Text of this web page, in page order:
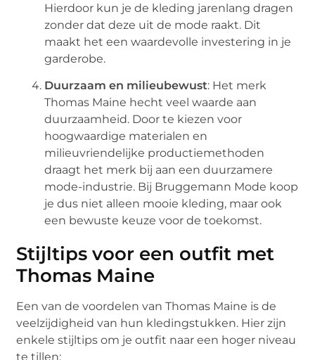
Hierdoor kun je de kleding jarenlang dragen
zonder dat deze uit de mode raakt. Dit
maakt het een waardevolle investering in je
garderobe.
Duurzaam en milieubewust: Het merk
Thomas Maine hecht veel waarde aan
duurzaamheid. Door te kiezen voor
hoogwaardige materialen en
milieuvriendelijke productiemethoden
draagt het merk bij aan een duurzamere
mode-industrie. Bij Bruggemann Mode koop
je dus niet alleen mooie kleding, maar ook
een bewuste keuze voor de toekomst.
Stijltips voor een outfit met
Thomas Maine
Een van de voordelen van Thomas Maine is de
veelzijdigheid van hun kledingstukken. Hier zijn
enkele stijltips om je outfit naar een hoger niveau
te tillen: